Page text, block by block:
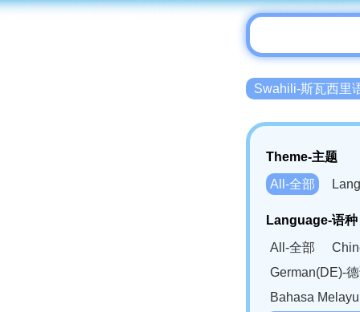
Swahili-斯瓦西里
Theme-主题
All-全部
Language-语种
All-全部
German(DE)-
Bahasa